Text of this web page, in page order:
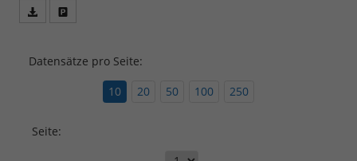
speichern/drucken
Datensätze pro Seite:
10
20 50 100 250
Seite: